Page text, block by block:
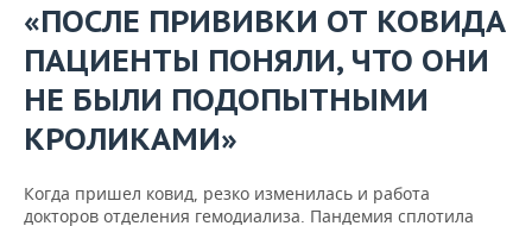
«ПОСЛЕ ПРИВИВКИ ОТ КОВИДА
ПАЦИЕНТЫ ПОНЯЛИ, ЧТО ОНИ
НЕ БЫЛИ ПОДОПЫТНЫМИ
КРОЛИКАМИ»
Когда пришел ковид, резко изменилась и работа
докторов отделения гемодиализа. Пандемия сплотила